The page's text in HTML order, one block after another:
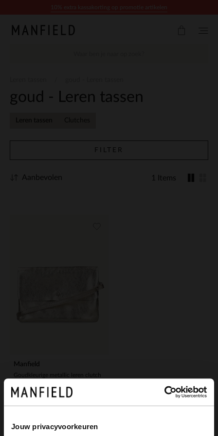
Jouw privacyvoorkeuren
goud - Leren tassen
Leren tassen Clutches
FILTER
1 Items
Aanbevolen
Manfield
Goudkleurige metallic leren clutch
59.99